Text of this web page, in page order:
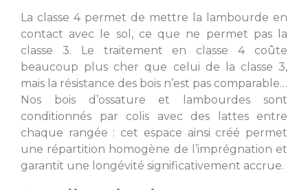
La classe 4 permet de mettre la lambourde en
contact avec le sol, ce que ne permet pas la
classe 3. Le traitement en classe 4 coûte
beaucoup plus cher que celui de la classe 3,
mais la résistance des bois n’est pas comparable…
Nos bois d’ossature et lambourdes sont
conditionnés par colis avec des lattes entre
chaque rangée : cet espace ainsi créé permet
une répartition homogène de l’imprégnation et
garantit une longévité significativement accrue.